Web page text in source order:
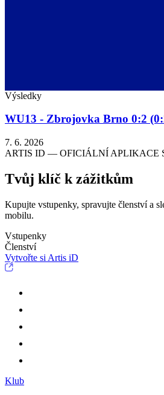
Výsledky
WU13 - Zbrojovka Brno 0:2
7. 6. 2026
ARTIS ID — OFICIÁLNÍ APLIKACE
Tvůj klíč k zážitkům
Kupujte vstupenky, spravujte členství a
mobilu.
Vstupenky
Členství
Vytvořte si Artis iD
Klub